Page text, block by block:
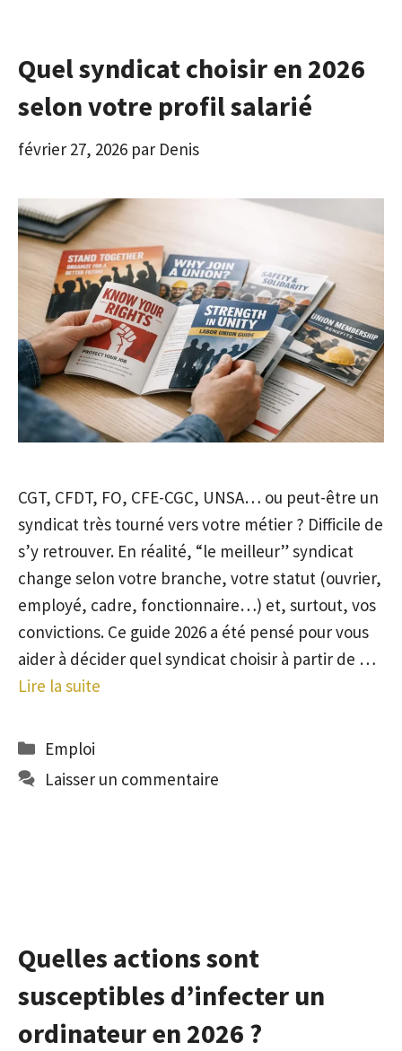
Quel syndicat choisir en 2026
selon votre profil salarié
février 27, 2026 par Denis
CGT, CFDT, FO, CFE-CGC, UNSA… ou peut-être un
syndicat très tourné vers votre métier ? Difficile de
s’y retrouver. En réalité, “le meilleur” syndicat
change selon votre branche, votre statut (ouvrier,
employé, cadre, fonctionnaire…) et, surtout, vos
convictions. Ce guide 2026 a été pensé pour vous
aider à décider quel syndicat choisir à partir de …
Lire la suite
Catégories
Emploi
Laisser un commentaire
Quelles actions sont
susceptibles d’infecter un
ordinateur en 2026 ?